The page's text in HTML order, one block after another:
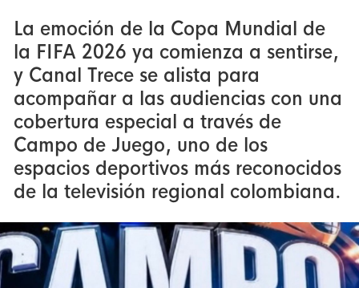
La emoción de la Copa Mundial de
la FIFA 2026 ya comienza a sentirse,
y Canal Trece se alista para
acompañar a las audiencias con una
cobertura especial a través de
Campo de Juego, uno de los
espacios deportivos más reconocidos
de la televisión regional colombiana.